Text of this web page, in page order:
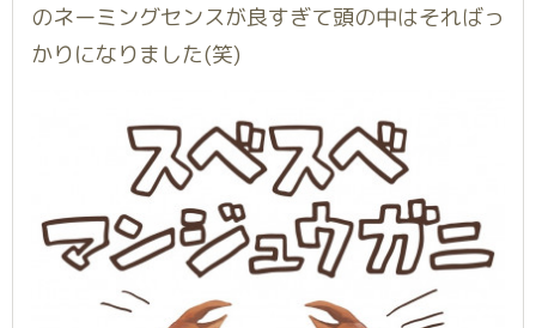
のネーミングセンスが良すぎて頭の中はそればっ
かりになりました(笑)